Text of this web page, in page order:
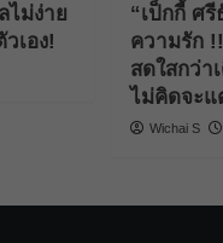
ไม่ง่าย
เอง!
“เป็กกี้ ศ
ความรัก
สดใสกว่า
ไม่คิดจะแ
Wichai S